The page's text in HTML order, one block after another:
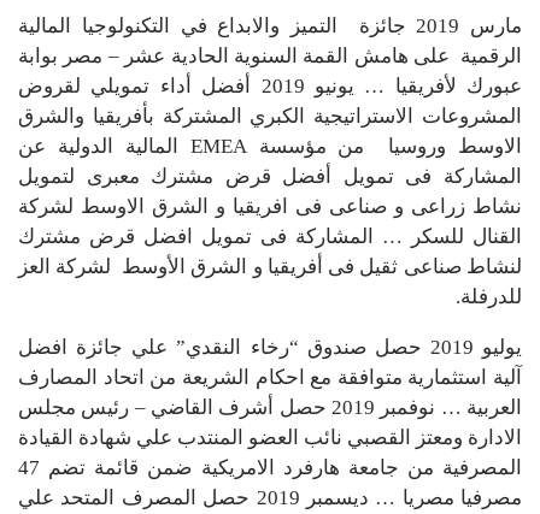
مارس 2019 جائزة التميز والابداع في التكنولوجيا المالية
الرقمية على هامش القمة السنوية الحادية عشر – مصر بوابة
عبورك لأفريقيا … يونيو 2019 أفضل أداء تمويلي لقروض
المشروعات الاستراتيجية الكبري المشتركة بأفريقيا والشرق
الاوسط وروسيا من مؤسسة EMEA المالية الدولية عن
المشاركة فى تمويل أفضل قرض مشترك معبرى لتمويل
نشاط زراعى و صناعى فى افريقيا و الشرق الاوسط لشركة
القنال للسكر … المشاركة فى تمويل افضل قرض مشترك
لنشاط صناعى ثقيل فى أفريقيا و الشرق الأوسط لشركة العز
للدرفلة.
يوليو 2019 حصل صندوق “رخاء النقدي” علي جائزة افضل
آلية استثمارية متوافقة مع احكام الشريعة من اتحاد المصارف
العربية … نوفمبر 2019 حصل أشرف القاضي – رئيس مجلس
الادارة ومعتز القصبي نائب العضو المنتدب علي شهادة القيادة
المصرفية من جامعة هارفرد الامريكية ضمن قائمة تضم 47
مصرفيا مصريا … ديسمبر 2019 حصل المصرف المتحد علي